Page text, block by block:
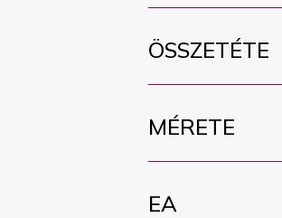
ÖSSZETÉTE
MÉRETE
EA